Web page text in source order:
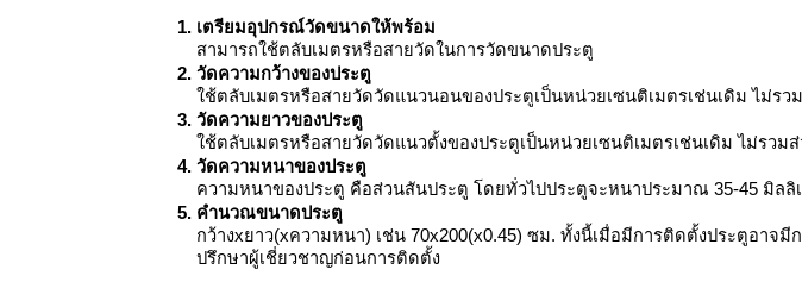
เตรียมอุปกรณ์วัดขนาดให้พร้อม
สามารถใช้ตลับเมตรหรือสายวัดในการวัดขนาดประตู
วัดความกว้างของประตู
ใช้ตลับเมตรหรือสายวัดวัดแนวนอนของประตูเป็นหน่วยเซนติเมตรเช่นเดิม ไม่รว
วัดความยาวของประตู
ใช้ตลับเมตรหรือสายวัดวัดแนวตั้งของประตูเป็นหน่วยเซนติเมตรเช่นเดิม ไม่รวม
วัดความหนาของประตู
ความหนาของประตู คือส่วนสันประตู โดยทั่วไปประตูจะหนาประมาณ 35-45 มิลลิ
คำนวณขนาดประตู
กว้างxยาว(xความหนา) เช่น 70x200(x0.45) ซม. ทั้งนี้เมื่อมีการติดตั้งประตูอา
ปรึกษาผู้เชี่ยวชาญก่อนการติดตั้ง